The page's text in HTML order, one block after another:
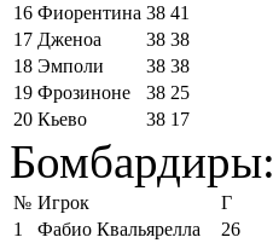
16 Фиорентина 38 41
17 Дженоа 38 38
18 Эмполи 38 38
19 Фрозиноне 38 25
20 Кьево 38 17
Бомбардиры:
№ Игрок
Г
1
Фабио Квальярелла
26